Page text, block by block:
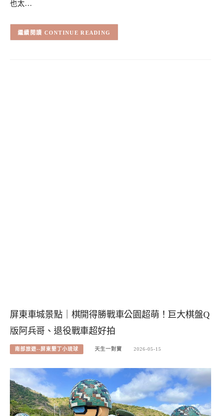
也太…
CONTINUE READING
屏東車城景點｜棋開得勝戰車公園超萌！巨大棋盤Q
版阿兵哥、退役戰車超好拍
南部旅遊--屏東墾丁小琉球 天生一對寶 2026-05-15